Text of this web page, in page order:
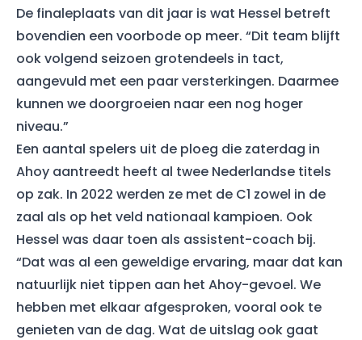
De finaleplaats van dit jaar is wat Hessel betreft
bovendien een voorbode op meer. “Dit team blijft
ook volgend seizoen grotendeels in tact,
aangevuld met een paar versterkingen. Daarmee
kunnen we doorgroeien naar een nog hoger
niveau.”
Een aantal spelers uit de ploeg die zaterdag in
Ahoy aantreedt heeft al twee Nederlandse titels
op zak. In 2022 werden ze met de C1 zowel in de
zaal als op het veld nationaal kampioen. Ook
Hessel was daar toen als assistent-coach bij.
“Dat was al een geweldige ervaring, maar dat kan
natuurlijk niet tippen aan het Ahoy-gevoel. We
hebben met elkaar afgesproken, vooral ook te
genieten van de dag. Wat de uitslag ook gaat